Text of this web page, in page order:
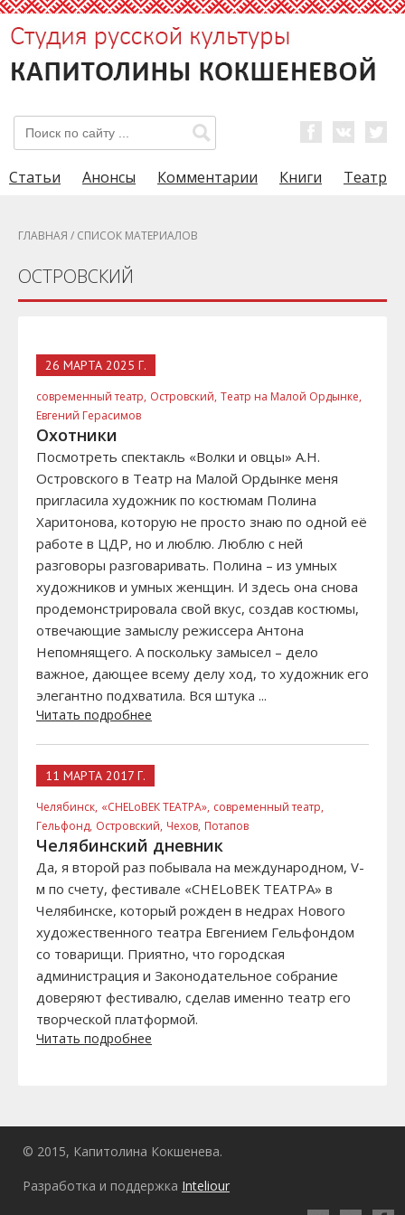
Статьи Анонсы Комментарии Книги Театр
ГЛАВНАЯ / СПИСОК МАТЕРИАЛОВ
ОСТРОВСКИЙ
26 МАРТА 2025 Г.
современный театр, Островский, Театр на Малой Ордынке,
Евгений Герасимов
Охотники
Посмотреть спектакль «Волки и овцы» А.Н.
Островского в Театр на Малой Ордынке меня
пригласила художник по костюмам Полина
Харитонова, которую не просто знаю по одной её
работе в ЦДР, но и люблю. Люблю с ней
разговоры разговаривать. Полина – из умных
художников и умных женщин. И здесь она снова
продемонстрировала свой вкус, создав костюмы,
отвечающие замыслу режиссера Антона
Непомнящего. А поскольку замысел – дело
важное, дающее всему делу ход, то художник его
элегантно подхватила. Вся штука ...
Читать подробнее
11 МАРТА 2017 Г.
Челябинск, «CHELоВЕК ТЕАТРА», современный театр,
Гельфонд, Островский, Чехов, Потапов
Челябинский дневник
Да, я второй раз побывала на международном, V-
м по счету, фестивале «CHELоВЕК ТЕАТРА» в
Челябинске, который рожден в недрах Нового
художественного театра Евгением Гельфондом
со товарищи. Приятно, что городская
администрация и Законодательное собрание
доверяют фестивалю, сделав именно театр его
творческой платформой.
Читать подробнее
© 2015, Капитолина Кокшенева.
Разработка и поддержка Inteliour